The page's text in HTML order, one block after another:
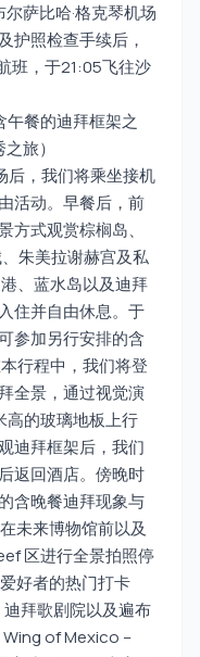
萨比哈·格克琴机场
护照检查手续后，
班，于21:05飞往沙
午餐的迪拜框架之
旅）
后，我们将乘坐接机
活动。早餐后，前
式观赏棕榈岛、
朱美拉谢赫宫及私
、蓝水岛以及迪拜
住并自由休息。于
参加另行安排的含
行程中，我们将登
全景，通过视觉演
高的玻璃地板上行
迪拜框架后，我们
返回酒店。傍晚时
含晚餐迪拜现象与
未来博物馆前以及
区进行全景拍照停
好者的热门打卡
拜歌剧院以及遍布
of Mexico –